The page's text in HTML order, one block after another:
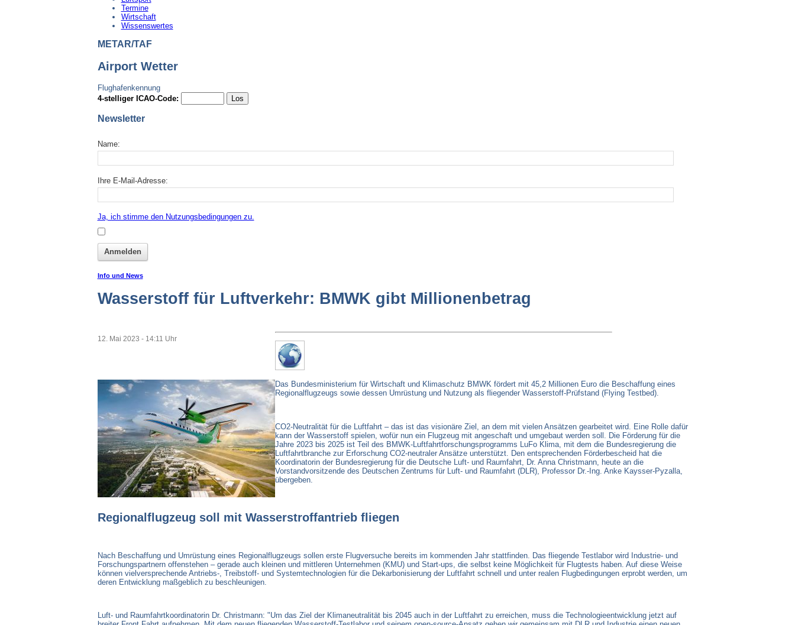
Termine
Wirtschaft
Wissenswertes
METAR/TAF
Airport Wetter
Flughafenkennung
4-stelliger ICAO-Code:
Newsletter
Name:
Ihre E-Mail-Adresse:
Ja, ich stimme den Nutzungsbedingungen zu.
Info und News
Wasserstoff für Luftverkehr: BMWK gibt Millionenbetrag
12. Mai 2023 - 14:11 Uhr
Das Bundesministerium für Wirtschaft und Klimaschutz BMWK fördert mit 45,2 Millionen Euro die Beschaffung eines
Regionalflugzeugs sowie dessen Umrüstung und Nutzung als fliegender Wasserstoff-Prüfstand (Flying Testbed).
CO2-Neutralität für die Luftfahrt – das ist das visionäre Ziel, an dem mit vielen Ansätzen gearbeitet wird. Eine Rolle dafür
kann der Wasserstoff spielen, wofür nun ein Flugzeug mit angeschaft und umgebaut werden soll. Die Förderung für die
Jahre 2023 bis 2025 ist Teil des BMWK-Luftfahrtforschungsprogramms LuFo Klima, mit dem die Bundesregierung die
Luftfahrtbranche zur Erforschung CO2-neutraler Ansätze unterstützt. Den entsprechenden Förderbescheid hat die
Koordinatorin der Bundesregierung für die Deutsche Luft- und Raumfahrt, Dr. Anna Christmann, heute an die
Vorstandvorsitzende des Deutschen Zentrums für Luft- und Raumfahrt (DLR), Professor Dr.-Ing. Anke Kaysser-Pyzalla,
übergeben.
Regionalflugzeug soll mit Wasserstroffantrieb fliegen
Nach Beschaffung und Umrüstung eines Regionalflugzeugs sollen erste Flugversuche bereits im kommenden Jahr stattfinden. Das fliegende Testlabor wird Industrie- und
Forschungspartnern offenstehen – gerade auch kleinen und mittleren Unternehmen (KMU) und Start-ups, die selbst keine Möglichkeit für Flugtests haben. Auf diese Weise
können vielversprechende Antriebs-, Treibstoff- und Systemtechnologien für die Dekarbonisierung der Luftfahrt schnell und unter realen Flugbedingungen erprobt werden, um
deren Entwicklung maßgeblich zu beschleunigen.
Luft- und Raumfahrtkoordinatorin Dr. Christmann: "Um das Ziel der Klimaneutralität bis 2045 auch in der Luftfahrt zu erreichen, muss die Technologieentwicklung jetzt auf